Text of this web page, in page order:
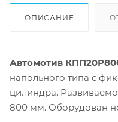
ОПИСАНИЕ
Автомотив
напольного типа с
цилиндра.
800 мм. Оборудован